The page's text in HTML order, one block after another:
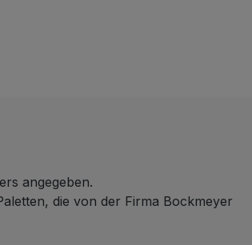
angegeben.
die von der Firma Bockmeyer